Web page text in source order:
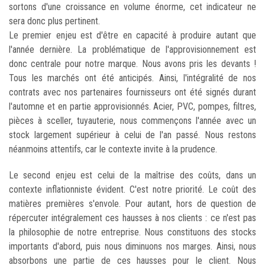
sortons d'une croissance en volume énorme, cet indicateur ne
sera donc plus pertinent.
Le premier enjeu est d'être en capacité à produire autant que
l'année dernière. La problématique de l'approvisionnement est
donc centrale pour notre marque. Nous avons pris les devants !
Tous les marchés ont été anticipés. Ainsi, l'intégralité de nos
contrats avec nos partenaires fournisseurs ont été signés durant
l'automne et en partie approvisionnés. Acier, PVC, pompes, filtres,
pièces à sceller, tuyauterie, nous commençons l'année avec un
stock largement supérieur à celui de l'an passé. Nous restons
néanmoins attentifs, car le contexte invite à la prudence.
Le second enjeu est celui de la maîtrise des coûts, dans un
contexte inflationniste évident. C'est notre priorité. Le coût des
matières premières s'envole. Pour autant, hors de question de
répercuter intégralement ces hausses à nos clients : ce n'est pas
la philosophie de notre entreprise. Nous constituons des stocks
importants d'abord, puis nous diminuons nos marges. Ainsi, nous
absorbons une partie de ces hausses pour le client. Nous